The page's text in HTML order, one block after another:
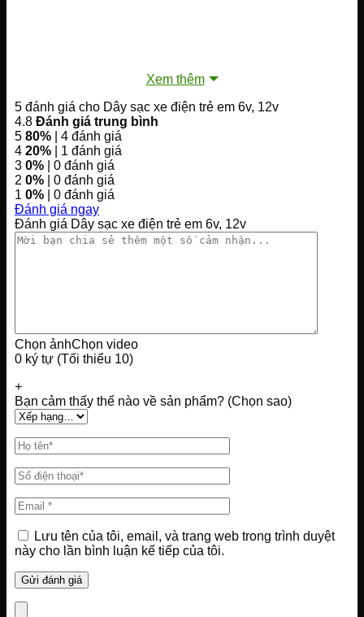
Xem thêm
5 đánh giá cho Dây sạc xe điện trẻ em 6v, 12v
4.8 Đánh giá trung bình
5 80% | 4 đánh giá
4 20% | 1 đánh giá
3 0% | 0 đánh giá
2 0% | 0 đánh giá
1 0% | 0 đánh giá
Đánh giá ngay
Đánh giá Dây sạc xe điện trẻ em 6v, 12v
Chọn ảnhChọn video
0 ký tự (Tối thiểu 10)
+
Bạn cảm thấy thế nào về sản phẩm? (Chọn sao)
Lưu tên của tôi, email, và trang web trong trình duyệt
này cho lần bình luận kế tiếp của tôi.